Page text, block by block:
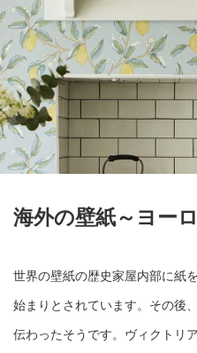
海外の壁紙～ヨー
世界の壁紙の歴史家屋内部に紙
始まりとされています。その後
伝わったそうです。ヴィクトリ